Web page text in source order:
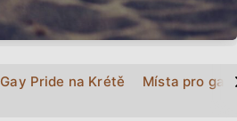
Gay Pride na Krétě Místa pro